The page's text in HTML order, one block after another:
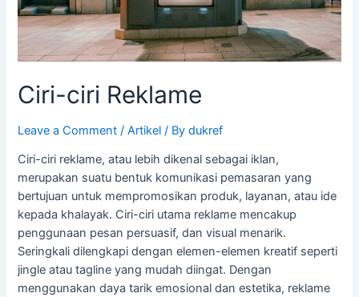
Ciri-ciri Reklame
Leave a Comment /Artikel / Bydukref
Ciri-ciri reklame, atau lebih dikenal sebagai iklan,
merupakan suatu bentuk komunikasi pemasaran yang
bertujuan untuk mempromosikan produk, layanan, atau ide
kepada khalayak. Ciri-ciri utama reklame mencakup
penggunaan pesan persuasif, dan visual menarik.
Seringkali dilengkapi dengan elemen-elemen kreatif seperti
jingle atau tagline yang mudah diingat. Dengan
menggunakan daya tarik emosional dan estetika, reklame